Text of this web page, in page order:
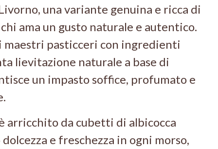
una variante genuina e ricca di
ama un gusto naturale e autentico.
maestri pasticceri con ingredienti
lievitazione naturale a base di
un impasto soffice, profumato e
arricchito da cubetti di albicocca
e freschezza in ogni morso,